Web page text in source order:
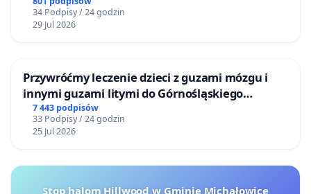
34 Podpisy / 24 godzin
29 Jul 2026
Przywróćmy leczenie dzieci z guzami mózgu i
innymi guzami litymi do Górnośląskiego
Centrum Zdrowia Dziecka w Katowicach
7 443 podpisów
33 Podpisy / 24 godzin
25 Jul 2026
Stop halom Hillwood w Gminie Michałowice